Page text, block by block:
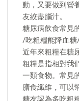
動，又要做到營
友絞盡腦汁。
糖尿病飲食常見
/吃粗糧能降血
近年來粗糧在糖
粗糧是指相對我
一類食物。常見
膳食纖維，可以
糖友認為多吃粗